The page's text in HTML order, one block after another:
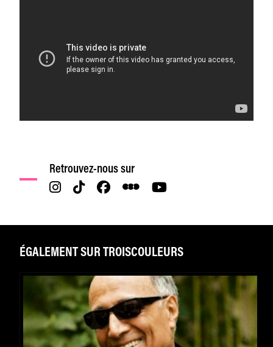
Retrouvez-nous sur
ÉGALEMENT SUR TROISCOULEURS